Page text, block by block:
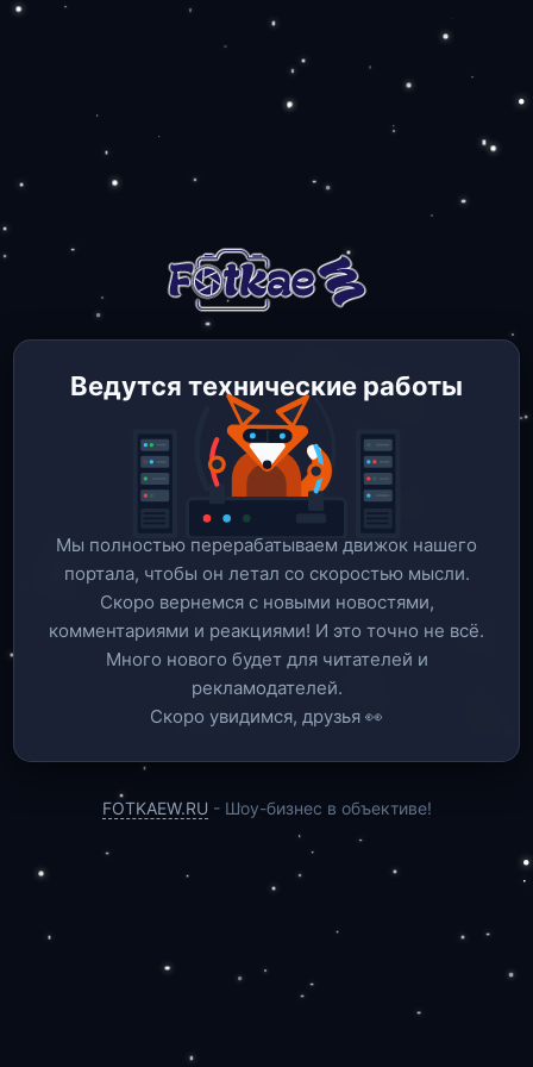
Ведутся технические работы
Мы полностью перерабатываем движок нашего
портала, чтобы он летал со скоростью мысли.
Скоро вернемся c новыми новостями,
комментариями и реакциями! И это точно не всё.
Много нового будет для читателей и
рекламодателей.
Скоро увидимся, друзья 👀
FOTKAEW.RU - Шоу-бизнес в объективе!